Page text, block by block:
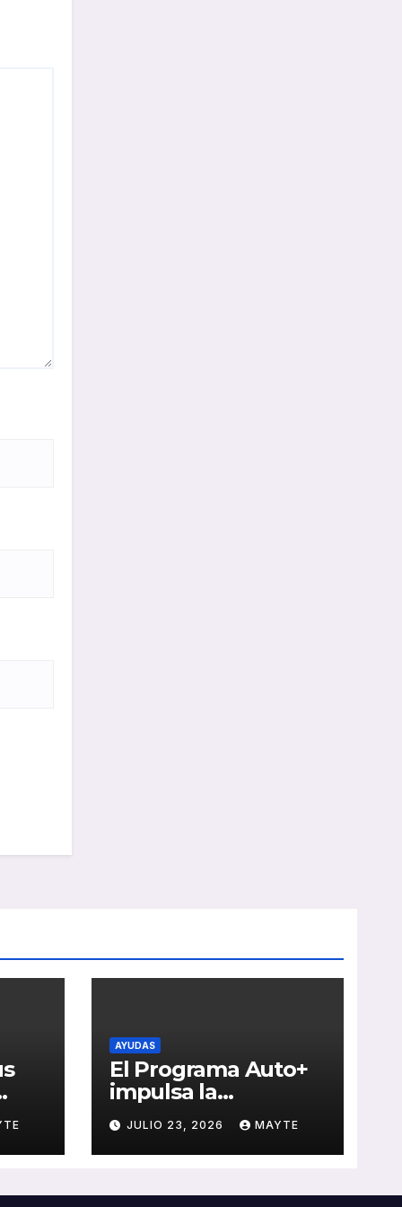
AYUDAS
El Programa Auto+
impulsa la
renovación de flotas
con ayudas a
vehículos eléctricos
JULIO 23, 2026 MAYTE